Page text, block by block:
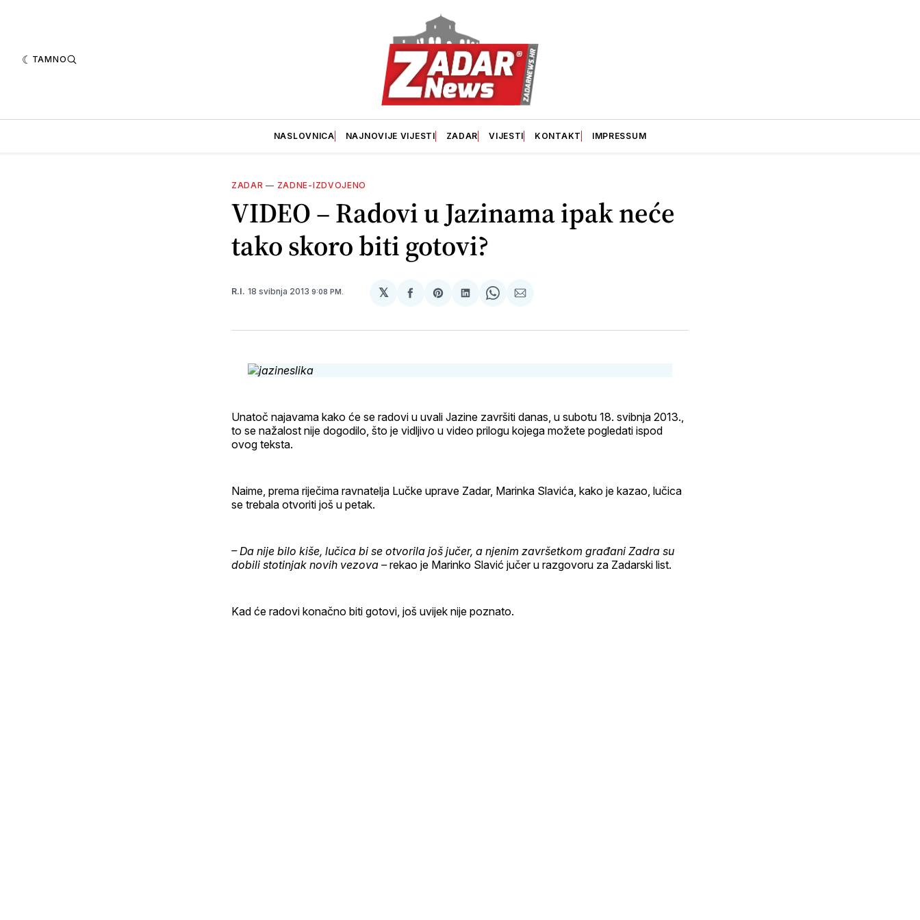
TAMNO
NASLOVNICA NAJNOVIJE VIJESTI ZADAR VIJESTI KONTAKT IMPRESSUM
ZADAR — ZADNE-IZDVOJENO
VIDEO – Radovi u Jazinama ipak neće
tako skoro biti gotovi?
R.I. 18 svibnja 2013 9:08 PM. 𝕏
podijeli
Facebook
Sharepodijeli
LinkedIn
Sharepodijeli
maila
Unatoč najavama kako će se radovi u uvali Jazine završiti danas, u subotu 18. svibnja 2013.,
to se nažalost nije dogodilo, što je vidljivo u video prilogu kojega možete pogledati ispod
ovog teksta.
Naime, prema riječima ravnatelja Lučke uprave Zadar, Marinka Slavića, kako je kazao, lučica
se trebala otvoriti još u petak.
– Da nije bilo kiše, lučica bi se otvorila još jučer, a njenim završetkom građani Zadra su
dobili stotinjak novih vezova –rekao je Marinko Slavić jučer u razgovoru za Zadarski list.
Kad će radovi konačno biti gotovi, još uvijek nije poznato.